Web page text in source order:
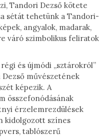
Tandori Dezső kötete
sétát tehetünk a Tandori-
angyalok, madarak,
váró szimbolikus feliratok
és újmódi „sztárokról”
művészetének
képezik. A
összefonódásának
érzelemrezdülések
kidolgozott színes
tablószerű